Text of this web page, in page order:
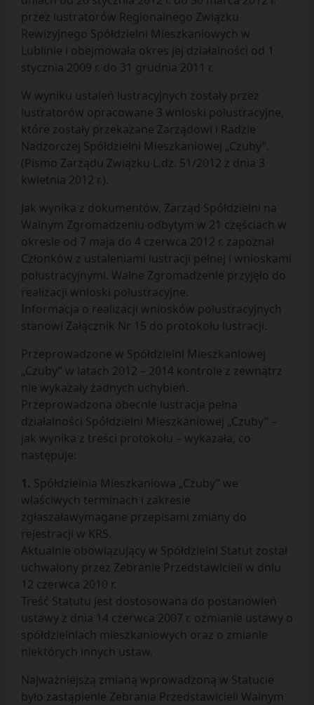
przez lustratorów Regionalnego Związku
Rewizyjnego Spółdzielni Mieszkaniowych w
Lublinie i obejmowała okres jej działalności od 1
stycznia 2009 r. do 31 grudnia 2011 r.
W wyniku ustaleń lustracyjnych zostały przez
lustratorów opracowane 3 wnioski polustracyjne,
które zostały przekazane Zarządowi i Radzie
Nadzorczej Spółdzielni Mieszkaniowej „Czuby”.
(Pismo Zarządu Związku L.dz. 51/2012 z dnia 3
kwietnia 2012 r.).
Jak wynika z dokumentów, Zarząd Spółdzielni na
Walnym Zgromadzeniu odbytym w 21 częściach w
okresie od 7 maja do 4 czerwca 2012 r. zapoznał
Członków z ustaleniami lustracji pełnej i wnioskami
polustracyjnymi. Walne Zgromadzenie przyjęło do
realizacji wnioski polustracyjne.
Informacja o realizacji wniosków polustracyjnych
stanowi Załącznik Nr 15 do protokołu lustracji.
Przeprowadzone w Spółdzielni Mieszkaniowej
„Czuby” w latach 2012 – 2014 kontrole z zewnątrz
nie wykazały żadnych uchybień.
Przeprowadzona obecnie lustracja pełna
działalności Spółdzielni Mieszkaniowej „Czuby” –
jak wynika z treści protokołu – wykazała, co
następuje:
1. Spółdzielnia Mieszkaniowa „Czuby” we
właściwych terminach i zakresie
zgłaszaławymagane przepisami zmiany do
rejestracji w KRS.
Aktualnie obowiązujący w Spółdzielni Statut został
uchwalony przez Zebranie Przedstawicieli w dniu
12 czerwca 2010 r.
Treść Statutu jest dostosowana do postanowień
ustawy z dnia 14 czerwca 2007 r. ozmianie ustawy o
spółdzielniach mieszkaniowych oraz o zmianie
niektórych innych ustaw.
Najważniejszą zmianą wprowadzoną w Statucie
było zastąpienie Zebrania Przedstawicieli Walnym